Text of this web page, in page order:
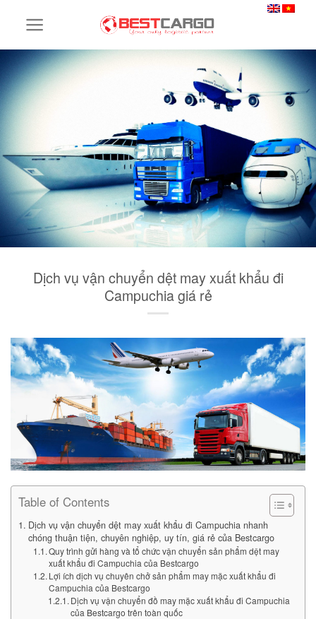
Dịch vụ vận chuyển dệt may xuất khẩu đi
Campuchia giá rẻ
Table of Contents
Dịch vụ vận chuyển dệt may xuất khẩu đi Campuchia nhanh
chóng thuận tiện, chuyên nghiệp, uy tín, giá rẻ của Bestcargo
Quy trình gửi hàng và tổ chức vận chuyển sản phẩm dệt may
xuất khẩu đi Campuchia của Bestcargo
Lợi ích dịch vụ chuyên chở sản phẩm may mặc xuất khẩu đi
Campuchia của Bestcargo
Dịch vụ vận chuyển đồ may mặc xuất khẩu đi Campuchia
của Bestcargo trên toàn quốc